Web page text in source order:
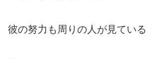
彼の努力も周りの人が見ている